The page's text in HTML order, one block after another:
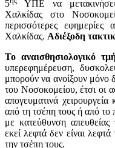
5
ΥΠΕ να
Χαλκίδας στο
περισσότερες
Χαλκίδας. Αδιέξοδη
Το αναισθησιολογικό
υπερεφημέρευση,
μπορούν να ανοίξουν μόνο
του Νοσοκομείου, έτσι οι
απογευματινά
από τη τσέπη τους ή από
με κατεύθυνση απευθείας
εκεί λεφτά δεν είναι
την τσέπη τους.